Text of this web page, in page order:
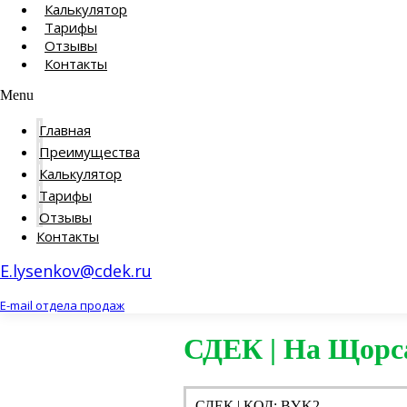
Калькулятор
Тарифы
Отзывы
Контакты
Menu
Главная
Преимущества
Калькулятор
Тарифы
Отзывы
Контакты
E.lysenkov@cdek.ru
E-mail отдела продаж
СДЕК | На